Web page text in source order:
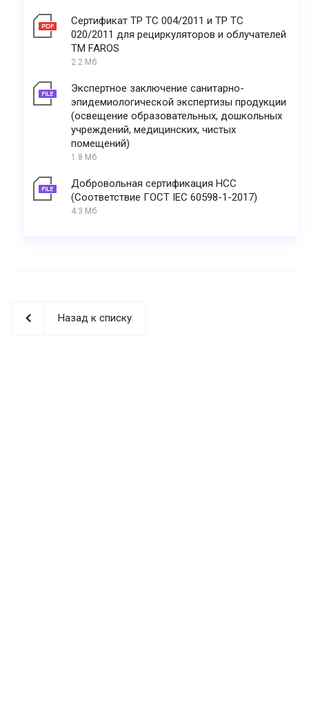
Сертификат ТР ТС 004/2011 и ТР ТС
020/2011 для рециркуляторов и облучателей
ТМ FAROS
2.2 Мб
Экспертное заключение санитарно-
эпидемиологической экспертизы продукции
(освещение образовательных, дошкольных
учреждений, медицинских, чистых
помещений)
1.8 Мб
Добровольная сертификация НСС
(Соответствие ГОСТ IEC 60598-1-2017)
4.3 Мб
Назад к списку